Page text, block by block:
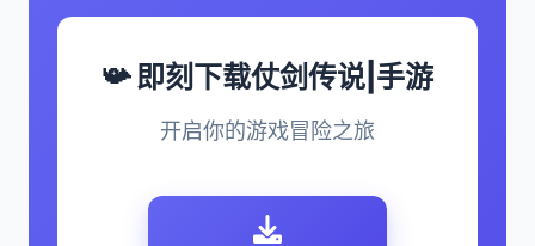
📯 即刻下载仗剑传说|手游
开启你的游戏冒险之旅